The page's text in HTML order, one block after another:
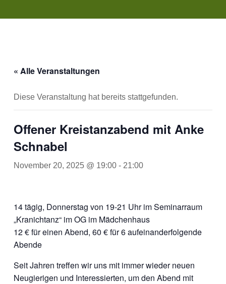
« Alle Veranstaltungen
Diese Veranstaltung hat bereits stattgefunden.
Offener Kreistanzabend mit Anke
Schnabel
November 20, 2025 @ 19:00- 21:00
14 tägig, Donnerstag von 19-21 Uhr im Seminarraum
„Kranichtanz“ im OG im Mädchenhaus
12 € für einen Abend, 60 € für 6 aufeinanderfolgende
Abende
Seit Jahren treffen wir uns mit immer wieder neuen
Neugierigen und Interessierten, um den Abend mit